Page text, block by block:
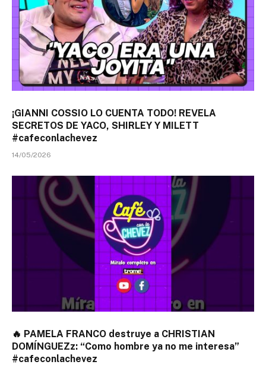
¡GIANNI COSSIO LO CUENTA TODO! REVELA
SECRETOS DE YACO, SHIRLEY Y MILETT
#cafeconlachevez
14/05/2026
🔥 PAMELA FRANCO destruye a CHRISTIAN
DOMÍNGUEZz: “Como hombre ya no me interesa”
#cafeconlachevez